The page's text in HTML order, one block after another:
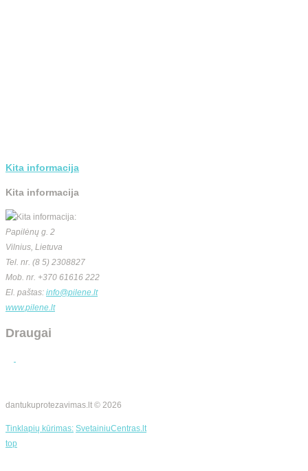
Kita informacija
Kita informacija
Papilėnų g. 2
Vilnius, Lietuva
Tel. nr. (8 5) 2308827
Mob. nr. +370 61616 222
El. paštas: info@pilene.lt
www.pilene.lt
Draugai
dantukuprotezavimas.lt © 2026
Tinklapių kūrimas: SvetainiuCentras.lt
top